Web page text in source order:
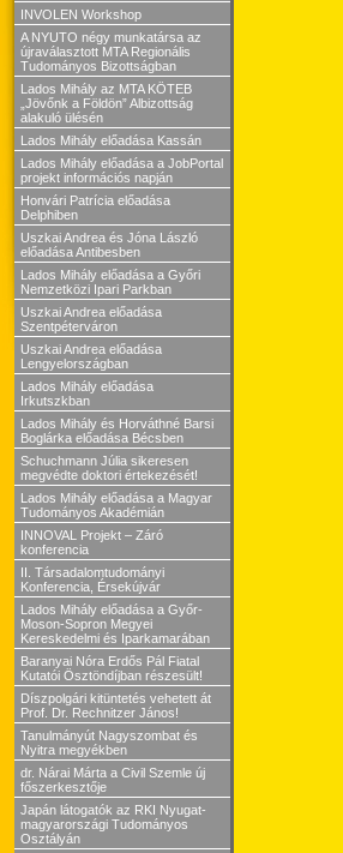
INVOLEN Workshop
A NYUTO négy munkatársa az
újraválasztott MTA Regionális
Tudományos Bizottságban
Lados Mihály az MTA KÖTEB
„Jövőnk a Földön” Albizottság
alakuló ülésén
Lados Mihály előadása Kassán
Lados Mihály előadása a JobPortal
projekt információs napján
Honvári Patrícia előadása
Delphiben
Uszkai Andrea és Jóna László
előadása Antibesben
Lados Mihály előadása a Győri
Nemzetközi Ipari Parkban
Uszkai Andrea előadása
Szentpéterváron
Uszkai Andrea előadása
Lengyelországban
Lados Mihály előadása
Irkutszkban
Lados Mihály és Horváthné Barsi
Boglárka előadása Bécsben
Schuchmann Júlia sikeresen
megvédte doktori értekezését!
Lados Mihály előadása a Magyar
Tudományos Akadémián
INNOVAL Projekt – Záró
konferencia
II. Társadalomtudományi
Konferencia, Érsekújvár
Lados Mihály előadása a Győr-
Moson-Sopron Megyei
Kereskedelmi és Iparkamarában
Baranyai Nóra Erdős Pál Fiatal
Kutatói Ösztöndíjban részesült!
Díszpolgári kitüntetés vehetett át
Prof. Dr. Rechnitzer János!
Tanulmányút Nagyszombat és
Nyitra megyékben
dr. Nárai Márta a Civil Szemle új
főszerkesztője
Japán látogatók az RKI Nyugat-
magyarországi Tudományos
Osztályán